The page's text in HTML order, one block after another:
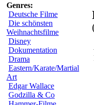
Genres:
Deutsche Filme
Die schönsten
Weihnachtsfilme
Disney
Dokumentation
Drama
Eastern/Karate/Martial
Art
Edgar Wallace
Godzilla & Co